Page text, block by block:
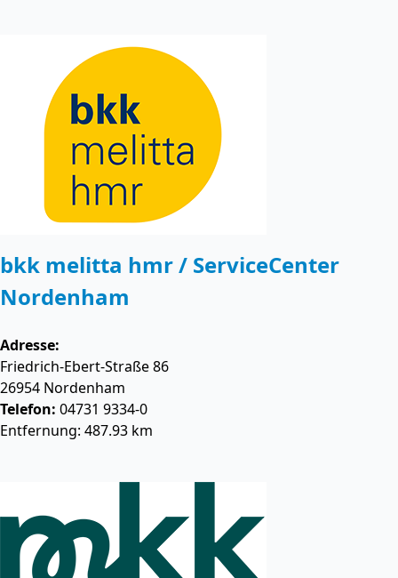
bkk melitta hmr / ServiceCenter
Nordenham
Adresse:
Friedrich-Ebert-Straße 86
26954 Nordenham
Telefon: 04731 9334-0
Entfernung: 487.93 km